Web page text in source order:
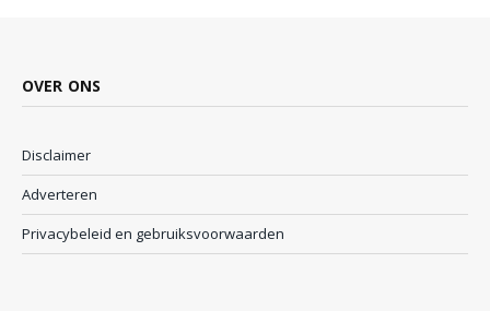
OVER ONS
Disclaimer
Adverteren
Privacybeleid en gebruiksvoorwaarden